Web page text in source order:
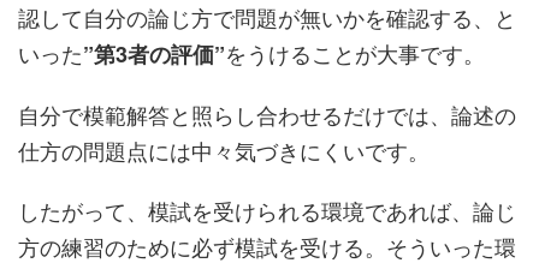
認して自分の論じ方で問題が無いかを確認する、と
いった”第3者の評価”をうけることが大事です。
自分で模範解答と照らし合わせるだけでは、論述の
仕方の問題点には中々気づきにくいです。
したがって、模試を受けられる環境であれば、論じ
方の練習のために必ず模試を受ける。そういった環